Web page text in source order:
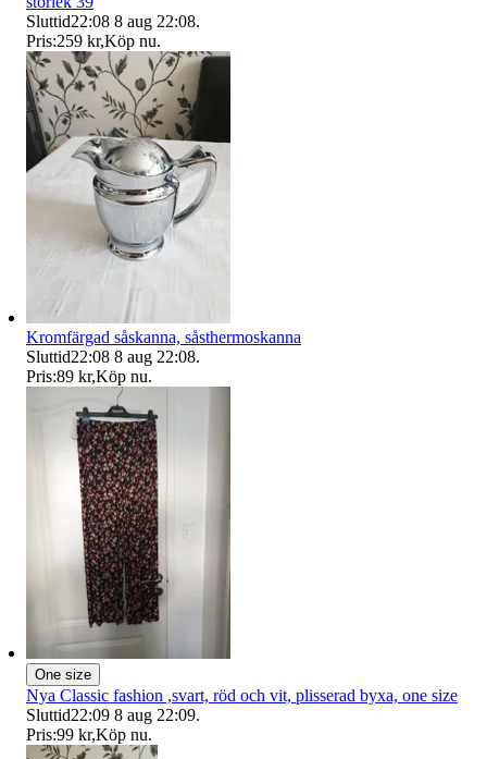
Sluttid22:08 8 aug 22:08.
Pris:259 kr,Köp nu.
Kromfärgad såskanna, såsthermoskanna
Sluttid22:08 8 aug 22:08.
Pris:89 kr,Köp nu.
One size
Nya Classic fashion ,svart, röd och vit, plisserad byxa, one size
Sluttid22:09 8 aug 22:09.
Pris:99 kr,Köp nu.